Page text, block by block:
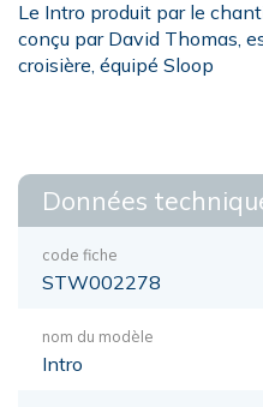
Le Intro produit par le
conçu par David Thomas,
croisière, équipé Sloop
Données
code fiche
STW002278
nom du modèle
Intro